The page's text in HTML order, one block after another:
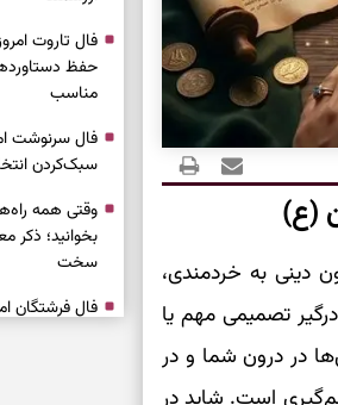
(ع)
به خردمندی،
تصمیمی مهم یا
در درون شما و در
است. شاید در
حفظ
مناسب
سبک‌کردن
وقتی همه
بخوانید؛ ذکر
سخت